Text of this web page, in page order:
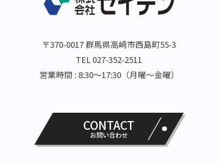
〒370-0017 群馬県高崎市西島町55-3
TEL 027-352-2511
営業時間 : 8:30～17:30（月曜～金曜）
CONTACT
お問い合わせ